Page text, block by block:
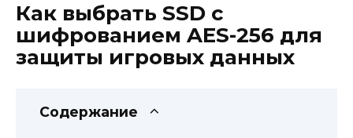
Как выбрать SSD с
шифрованием AES-256 для
защиты игровых данных
Содержание